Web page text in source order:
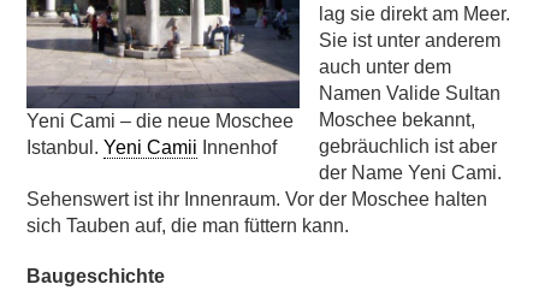
Yeni Cami – die neue Moschee
Istanbul.Yeni Camii Innenhof
lag sie direkt am Meer.
Sie ist unter anderem
auch unter dem
Namen Valide Sultan
Moschee bekannt,
gebräuchlich ist aber
der Name Yeni Cami.
Sehenswert ist ihr Innenraum. Vor der Moschee halten
sich Tauben auf, die man füttern kann.
Baugeschichte